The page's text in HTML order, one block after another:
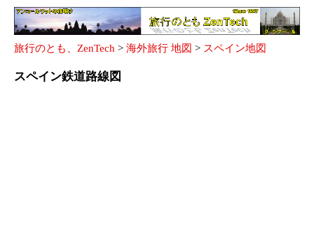
旅行のとも、ZenTech > 海外旅行 地図 > スペイン地図
スペイン鉄道路線図